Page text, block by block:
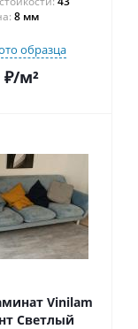
8 мм
образца
₽/м²
Vinilam
Светлый